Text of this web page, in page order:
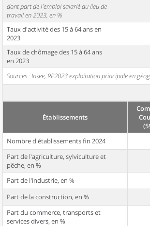
dont part de l'emploi salarié au lieu de
travail en 2023, en %
Taux d'activité des 15 à 64 ans en
2023
Taux de chômage des 15 à 64 ans
en 2023
Sources : Insee, RP2023 exploitation principale en
Établissements
Nombre d'établissements fin 2024
Part de l'agriculture, sylviculture et
pêche, en %
Part de l'industrie, en %
Part de la construction, en %
Part du commerce, transports et
services divers, en %